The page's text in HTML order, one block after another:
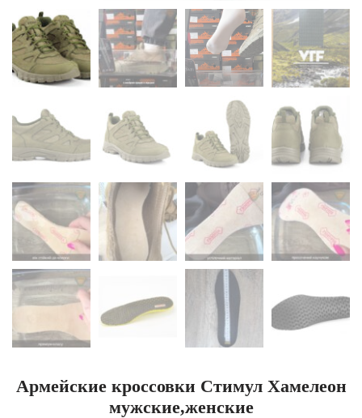
Армейские кроссовки Стимул Хамелеон
мужские,женские